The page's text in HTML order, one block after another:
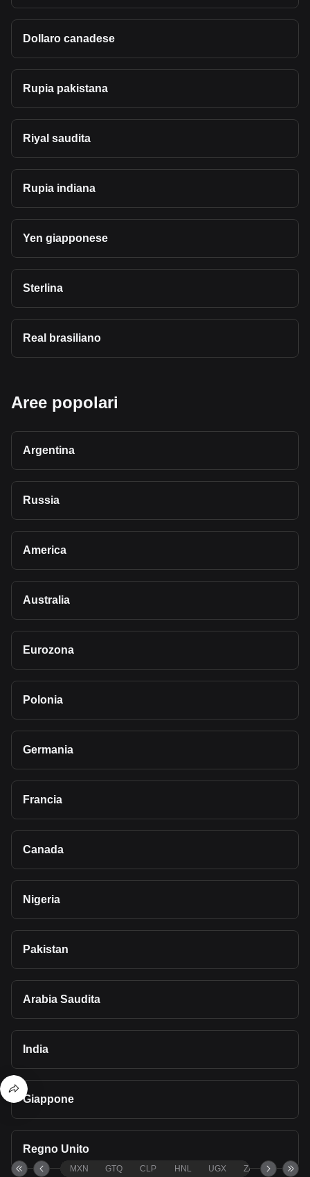
Dollaro canadese
Rupia pakistana
Riyal saudita
Rupia indiana
Yen giapponese
Sterlina
Real brasiliano
Aree popolari
Argentina
Russia
America
Australia
Eurozona
Polonia
Germania
Francia
Canada
Nigeria
Pakistan
Arabia Saudita
India
Giappone
Regno Unito
MXN GTQ CLP HNL UGX ZAR TND